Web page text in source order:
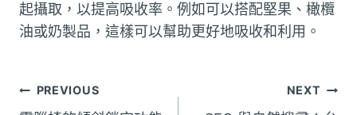
起攝取，以提高吸收率。例如可以搭配堅果、橄欖
油或奶製品，這樣可以幫助更好地吸收和利用。
文PREVIOUS NEXT